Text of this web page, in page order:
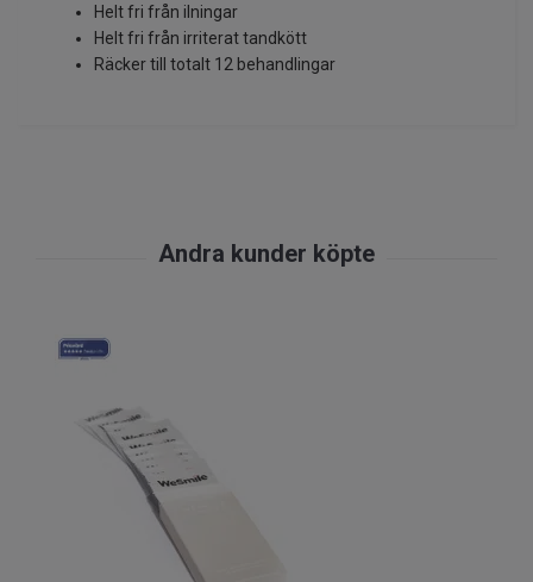
Helt fri från ilningar
Helt fri från irriterat tandkött
Räcker till totalt 12 behandlingar